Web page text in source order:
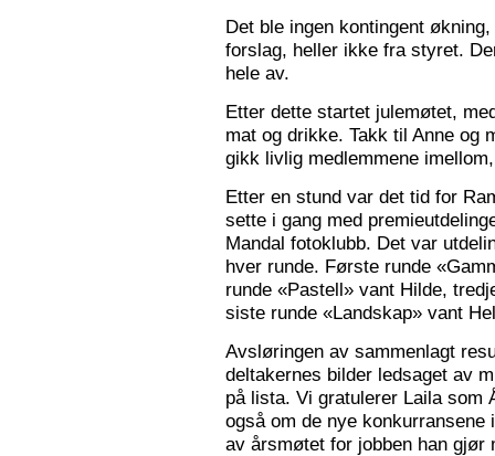
Det ble ingen kontingent
forslag, heller ikke fra styret.
hele av.
Etter dette startet julemøtet,
mat og drikke. Takk til Anne og
gikk livlig medlemmene
Etter en stund var det tid for
sette i gang med
Mandal fotoklubb. Det var
hver runde. Første runde
runde «Pastell» vant Hilde,
siste runde «Landskap» vant
Avsløringen av sammenlagt
deltakernes bilder ledsaget av
på lista. Vi gratulerer Laila som
også om de nye
av årsmøtet for jobben han gjør